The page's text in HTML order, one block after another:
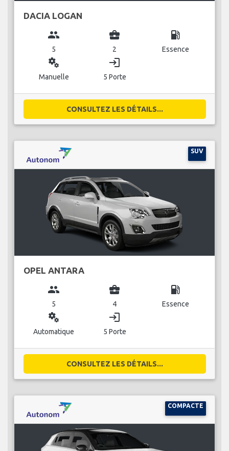
DACIA LOGAN
group
5
business_center
2
local_gas_station
Essence
miscellaneous_services
Manuelle
login
5 Porte
CONSULTEZ LES DÉTAILS...
SUV
OPEL ANTARA
group
5
business_center
4
local_gas_station
Essence
miscellaneous_services
Automatique
login
5 Porte
CONSULTEZ LES DÉTAILS...
COMPACTE